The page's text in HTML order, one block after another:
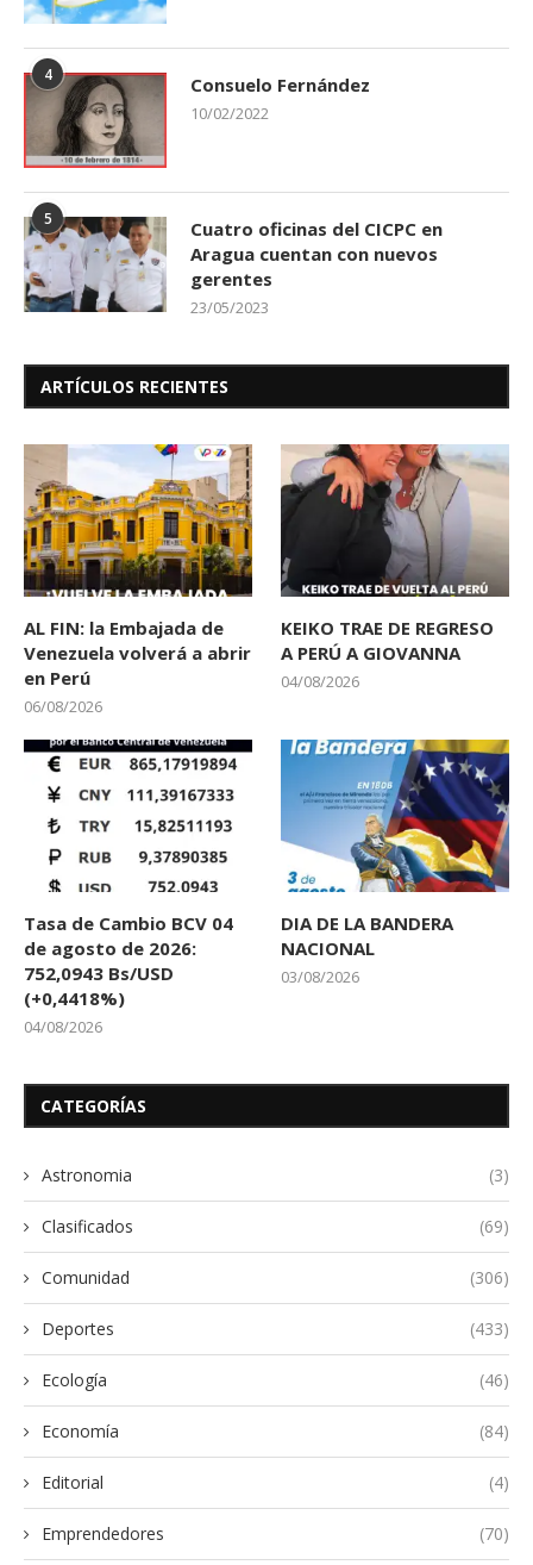
4 Consuelo Fernández
10/02/2022
5
Cuatro oficinas del CICPC en
Aragua cuentan con nuevos
gerentes
23/05/2023
ARTÍCULOS RECIENTES
AL FIN: la Embajada de
Venezuela volverá a abrir
en Perú
06/08/2026
KEIKO TRAE DE REGRESO
A PERÚ A GIOVANNA
04/08/2026
Tasa de Cambio BCV 04
de agosto de 2026:
752,0943 Bs/USD
(+0,4418%)
04/08/2026
DIA DE LA BANDERA
NACIONAL
03/08/2026
CATEGORÍAS
Astronomia (3)
Clasificados (69)
Comunidad (306)
Deportes (433)
Ecología (46)
Economía (84)
Editorial (4)
Emprendedores (70)